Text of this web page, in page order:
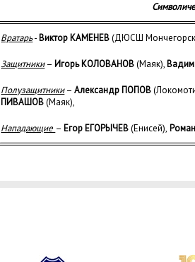
Вратарь- Виктор КАМЕНЕВ(ДЮСШ
Защитники– Игорь КОЛОВАНОВ(Маяк),
Полузащитники–Александр ПОПОВ
ПИВАШОВ(Маяк),
Нападающие – Егор ЕГОРЫЧЕВ(Енисей),